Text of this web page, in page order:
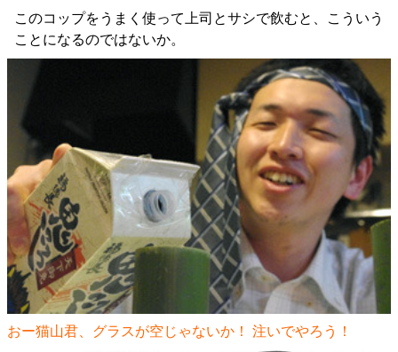
このコップをうまく使って上司とサシで飲むと、こういう
ことになるのではないか。
おー猫山君、グラスが空じゃないか！ 注いでやろう！